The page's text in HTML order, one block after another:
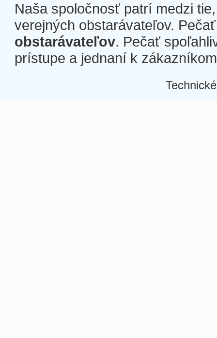
Naša spoločnosť patrí medzi
verejných obstarávateľov.
obstarávateľov. Pečať
prístupe a jednaní k